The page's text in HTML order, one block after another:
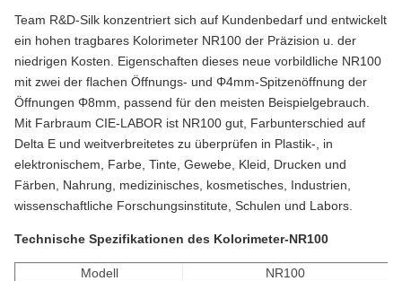
Team R&D-Silk konzentriert sich auf Kundenbedarf und entwickelt
ein hohen tragbares Kolorimeter NR100 der Präzision u. der
niedrigen Kosten. Eigenschaften dieses neue vorbildliche NR100
mit zwei der flachen Öffnungs- und Φ4mm-Spitzenöffnung der
Öffnungen Φ8mm, passend für den meisten Beispielgebrauch.
Mit Farbraum CIE-LABOR ist NR100 gut, Farbunterschied auf
Delta E und weitverbreitetes zu überprüfen in Plastik-, in
elektronischem, Farbe, Tinte, Gewebe, Kleid, Drucken und
Färben, Nahrung, medizinisches, kosmetisches, Industrien,
wissenschaftliche Forschungsinstitute, Schulen und Labors.
Technische Spezifikationen des Kolorimeter-NR100
Modell NR100